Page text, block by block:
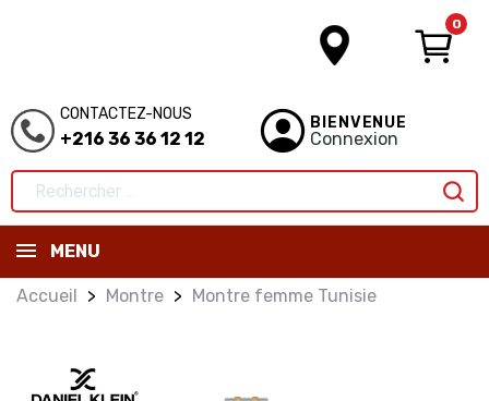
0
CONTACTEZ-NOUS
+216 36 36 12 12
BIENVENUE
Connexion
MENU
Accueil Montre Montre femme Tunisie